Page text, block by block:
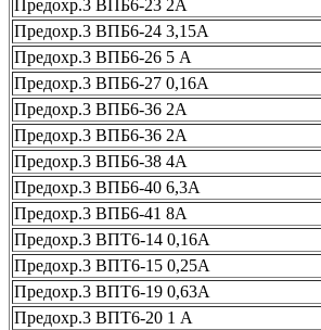
Предохр.3 ВПБ6-23 2А
Предохр.3 ВПБ6-24 3,15А
Предохр.3 ВПБ6-26 5 А
Предохр.3 ВПБ6-27 0,16А
Предохр.3 ВПБ6-36 2А
Предохр.3 ВПБ6-36 2А
Предохр.3 ВПБ6-38 4А
Предохр.3 ВПБ6-40 6,3А
Предохр.3 ВПБ6-41 8А
Предохр.3 ВПТ6-14 0,16А
Предохр.3 ВПТ6-15 0,25А
Предохр.3 ВПТ6-19 0,63А
Предохр.3 ВПТ6-20 1 А